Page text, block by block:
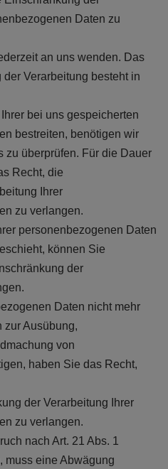
Daten zu
an uns wenden. Das
Verarbeitung besteht in
bei uns gespeicherten
bestreiten, benötigen wir
zu überprüfen. Für die Dauer
Recht, die
Ihrer
zu verlangen.
personenbezogenen Daten
können Sie
der
Daten nicht mehr
zur Ausübung,
von
haben Sie das Recht,
der Verarbeitung Ihrer
zu verlangen.
nach Art. 21 Abs. 1
muss eine Abwägung